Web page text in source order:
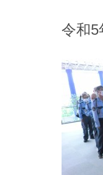
令和